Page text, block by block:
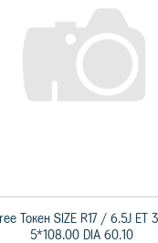
Токен SIZE R17 / 6.5J ET
5*108.00 DIA 60.10